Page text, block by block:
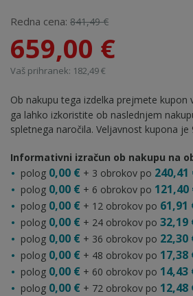
Redna cena: 841,49 €
659,00 €
Vaš prihranek: 182,49 €
Ob nakupu tega izdelka prejmete kupon
ga lahko izkoristite ob naslednjem
spletnega naročila. Veljavnost kupona je
Informativni izračun ob nakupu na
polog 0,00 € + 3 obrokov po 240,41
polog 0,00 € + 6 obrokov po 121,40
polog 0,00 € + 12 obrokov po 61,91
polog 0,00 € + 24 obrokov po 32,19
polog 0,00 € + 36 obrokov po 22,30
polog 0,00 € + 48 obrokov po 17,38
polog 0,00 € + 60 obrokov po 14,43
polog 0,00 € + 72 obrokov po 12,48